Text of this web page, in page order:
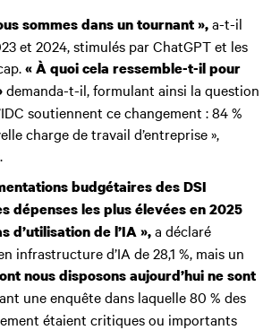
sommes dans un tournant »,a-t-il
et 2024, stimulés par ChatGPT et les
« À quoi cela ressemble-t-il pour
demanda-t-il, formulant ainsi la question
soutiennent ce changement : 84 %
charge de travail d’entreprise »,
budgétaires des DSI
les plus élevées en 2025
de l’IA »,a déclaré
infrastructure d’IA de 28,1 %, mais un
nous disposons aujourd’hui ne sont
une enquête dans laquelle 80 % des
étaient critiques ou importants